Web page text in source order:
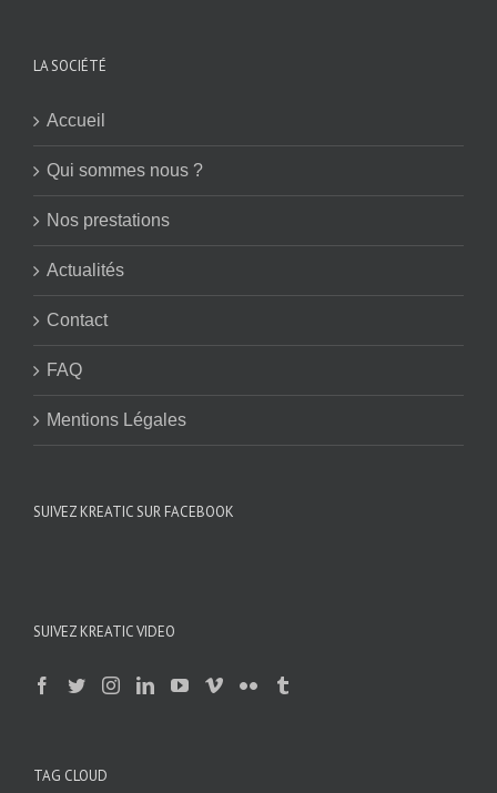
LA SOCIÉTÉ
Accueil
Qui sommes nous ?
Nos prestations
Actualités
Contact
FAQ
Mentions Légales
SUIVEZ KREATIC SUR FACEBOOK
SUIVEZ KREATIC VIDEO
TAG CLOUD